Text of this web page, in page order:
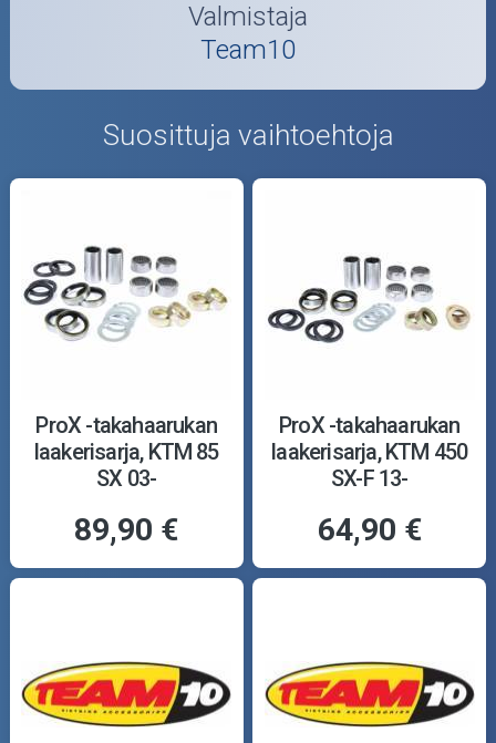
Valmistaja
Team10
Suosittuja vaihtoehtoja
ProX -takahaarukan
laakerisarja, KTM 85
SX 03-
89,90 €
ProX -takahaarukan
laakerisarja, KTM 450
SX-F 13-
64,90 €